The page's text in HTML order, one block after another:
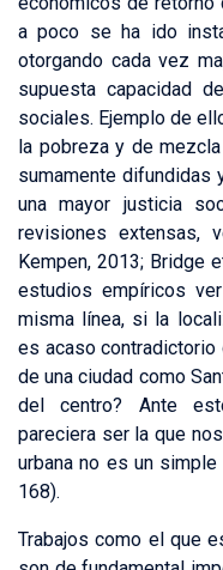
a poco se ha ido
otorgando cada vez
supuesta capacidad
sociales. Ejemplo de
la pobreza y de
sumamente difundidas
una mayor justicia
revisiones extensas,
Kempen, 2013; Bridge
estudios empíricos
misma línea, si la
es acaso
de una ciudad como
del centro? Ante
pareciera ser la que
urbana no es un
168).
Trabajos como el que